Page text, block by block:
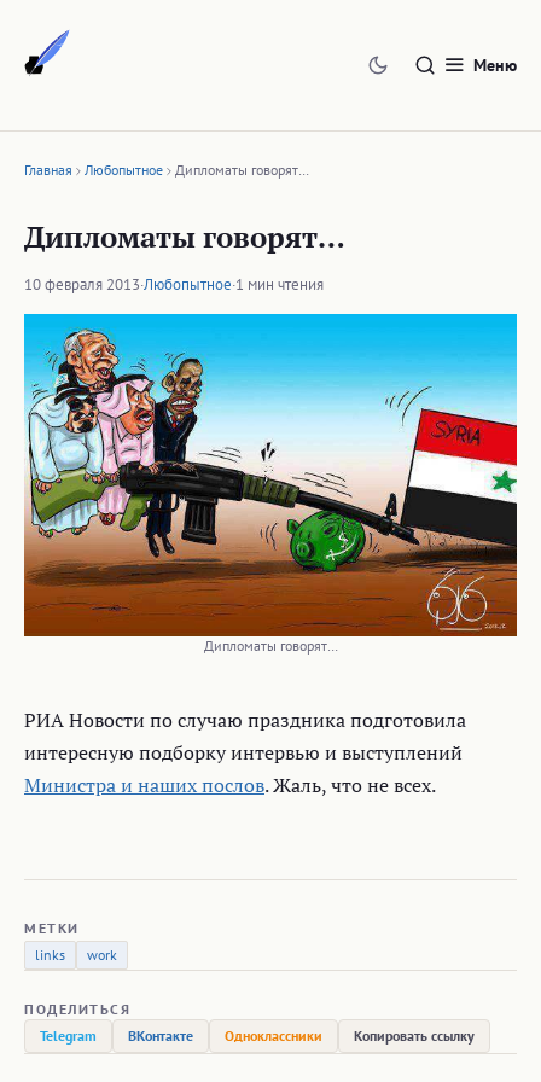
содержимому
Меню
Главная Любопытное Дипломаты говорят…
Дипломаты говорят…
10 февраля 2013·Любопытное·1 мин чтения
Дипломаты говорят…
РИА Новости по случаю праздника подготовила
интересную подборку интервью и выступлений
Министра и наших послов. Жаль, что не всех.
МЕТКИ
links
work
ПОДЕЛИТЬСЯ
Telegram
ВКонтакте Одноклассники Копировать ссылку